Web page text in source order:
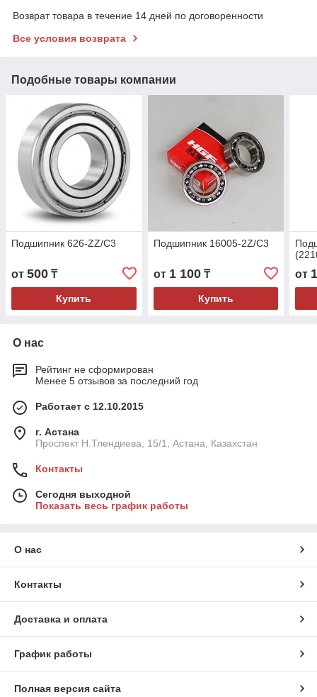
Возврат товара в течение 14 дней по договоренности
Все условия возврата
Подобные товары компании
Подшипник 626-ZZ/C3
от 500 ₸
Купить
Подшипник 16005-2Z/C3
от 1 100₸
Купить
от
О нас
Рейтинг не сформирован
Менее 5 отзывов за последний год
Работает с 12.10.2015
г. Астана
Проспект Н.Тлендиева, 15/1, Астана, Казахстан
Контакты
Сегодня выходной
Показать весь график работы
О нас
Контакты
Доставка и оплата
График работы
Полная версия сайта